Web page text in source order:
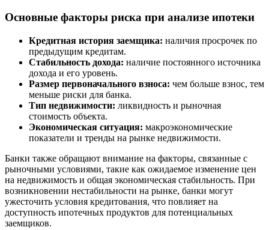
Основные факторы риска при анализе ипотеки
Кредитная история заемщика: наличия просрочек по
предыдущим кредитам.
Стабильность дохода: наличие постоянного источника
дохода и его уровень.
Размер первоначального взноса: чем больше взнос, тем
меньше риски для банка.
Тип недвижимости: ликвидность и рыночная
стоимость объекта.
Экономическая ситуация: макроэкономические
показатели и тренды на рынке недвижимости.
Банки также обращают внимание на факторы, связанные с
рыночными условиями, такие как ожидаемое изменение цен
на недвижимость и общая экономическая стабильность. При
возникновении нестабильности на рынке, банки могут
ужесточить условия кредитования, что повлияет на
доступность ипотечных продуктов для потенциальных
заемщиков.